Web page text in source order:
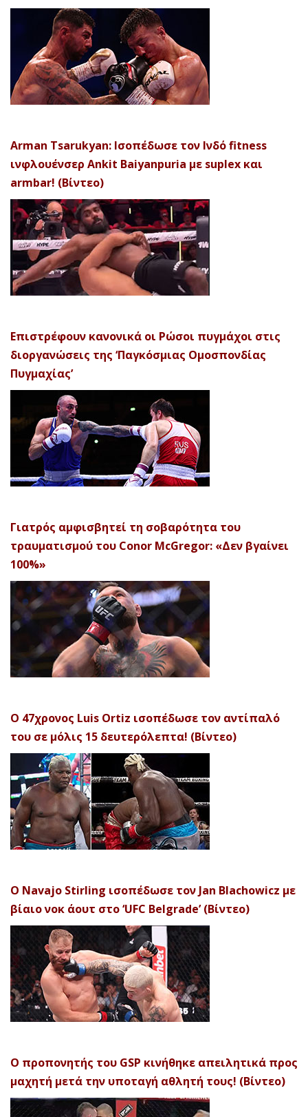
Arman Tsarukyan: Ισοπέδωσε τον Ινδό fitness
ινφλουένσερ Ankit Baiyanpuria με suplex και
armbar! (Βίντεο)
Επιστρέφουν κανονικά οι Ρώσοι πυγμάχοι στις
διοργανώσεις της ‘Παγκόσμιας Ομοσπονδίας
Πυγμαχίας’
Γιατρός αμφισβητεί τη σοβαρότητα του
τραυματισμού του Conor McGregor: «Δεν βγαίνει
100%»
Ο 47χρονος Luis Ortiz ισοπέδωσε τον αντίπαλό
του σε μόλις 15 δευτερόλεπτα! (Βίντεο)
Ο Navajo Stirling ισοπέδωσε τον Jan Blachowicz με
βίαιο νοκ άουτ στο ‘UFC Belgrade’ (Βίντεο)
Ο προπονητής του GSP κινήθηκε απειλητικά προς
μαχητή μετά την υποταγή αθλητή τους! (Βίντεο)